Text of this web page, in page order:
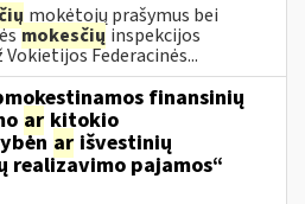
mokėtojų prašymus bei
mokesčių inspekcijos
Federacinės...
finansinių
ar kitokio
ar išvestinių
realizavimo pajamos“